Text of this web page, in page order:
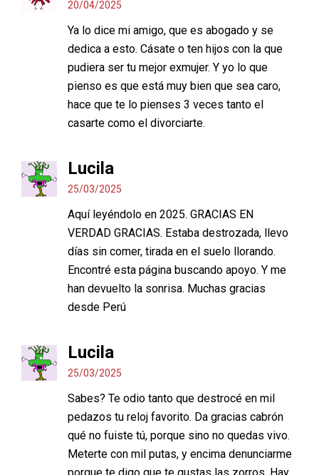
20/04/2025
Ya lo dice mi amigo, que es abogado y se
dedica a esto. Cásate o ten hijos con la que
pudiera ser tu mejor exmujer. Y yo lo que
pienso es que está muy bien que sea caro,
hace que te lo pienses 3 veces tanto el
casarte como el divorciarte.
Lucila
25/03/2025
Aquí leyéndolo en 2025. GRACIAS EN
VERDAD GRACIAS. Estaba destrozada, llevo
días sin comer, tirada en el suelo llorando.
Encontré esta página buscando apoyo. Y me
han devuelto la sonrisa. Muchas gracias
desde Perú
Lucila
25/03/2025
Sabes? Te odio tanto que destrocé en mil
pedazos tu reloj favorito. Da gracias cabrón
qué no fuiste tú, porque sino no quedas vivo.
Meterte con mil putas, y encima denunciarme